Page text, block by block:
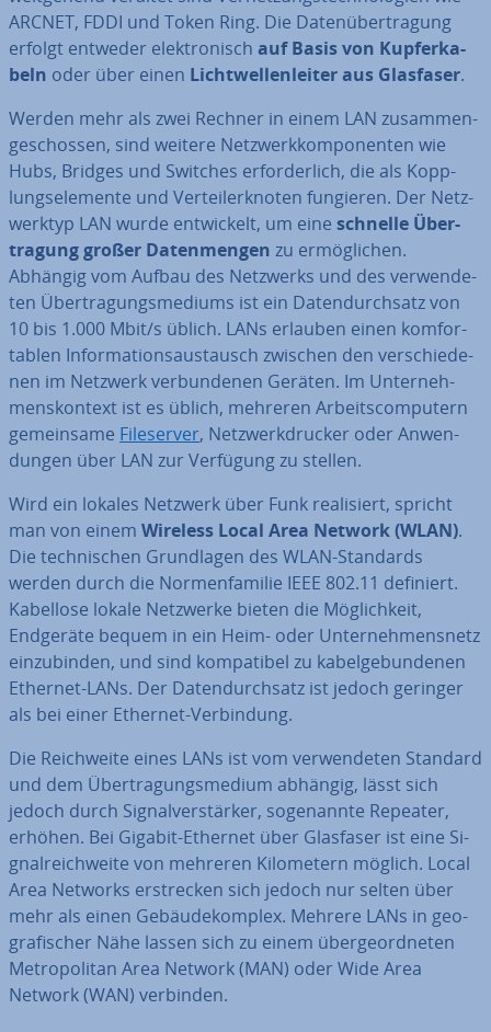
ARCNET, FDDI und Token Ring. Die Da­ten­über­tra­gung
erfolgt entweder elek­tro­nisch auf Basis von Kup­fer­ka­
beln oder über einen Licht­wel­len­lei­ter aus Glasfaser.
Werden mehr als zwei Rechner in einem LAN zu­sam­men­
ge­schos­sen, sind weitere Netz­werk­kom­po­nen­ten wie
Hubs, Bridges und Switches er­for­der­lich, die als Kopp­
lungs­ele­men­te und Ver­tei­ler­kno­ten fungieren. Der Netz­
werk­typ LAN wurde ent­wi­ckelt, um eine schnelle Über­
tra­gung großer Da­ten­men­gen zu er­mög­li­chen.
Abhängig vom Aufbau des Netzwerks und des ver­wen­de­
ten Über­tra­gungs­me­di­ums ist ein Da­ten­durch­satz von
10 bis 1.000 Mbit/s üblich. LANs erlauben einen kom­for­
ta­blen In­for­ma­ti­ons­aus­tausch zwischen den ver­schie­de­
nen im Netzwerk ver­bun­de­nen Geräten. Im Un­ter­neh­
mens­kon­text ist es üblich, mehreren Ar­beits­com­pu­tern
ge­mein­sa­me File­ser­ver, Netz­werk­dru­cker oder An­wen­
dun­gen über LAN zur Verfügung zu stellen.
Wird ein lokales Netzwerk über Funk rea­li­siert, spricht
man von einem Wireless Local Area Network (WLAN).
Die tech­ni­schen Grund­la­gen des WLAN-Standards
werden durch die Nor­men­fa­mi­lie IEEE 802.11 definiert.
Kabellose lokale Netzwerke bieten die Mög­lich­keit,
Endgeräte bequem in ein Heim- oder Un­ter­neh­mens­netz
ein­zu­bin­den, und sind kom­pa­ti­bel zu ka­bel­ge­bun­de­nen
Ethernet-LANs. Der Da­ten­durch­satz ist jedoch geringer
als bei einer Ethernet-Ver­bin­dung.
Die Reich­wei­te eines LANs ist vom ver­wen­de­ten Standard
und dem Über­tra­gungs­me­di­um abhängig, lässt sich
jedoch durch Si­gnal­ver­stär­ker, so­ge­nann­te Repeater,
erhöhen. Bei Gigabit-Ethernet über Glasfaser ist eine Si­
gnal­reich­wei­te von mehreren Ki­lo­me­tern möglich. Local
Area Networks er­stre­cken sich jedoch nur selten über
mehr als einen Ge­bäu­de­kom­plex. Mehrere LANs in geo­
gra­fi­scher Nähe lassen sich zu einem über­ge­ord­ne­ten
Me­tro­po­li­tan Area Network (MAN) oder Wide Area
Network (WAN) verbinden.